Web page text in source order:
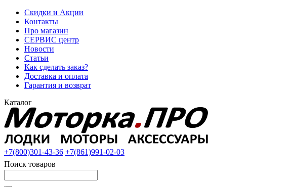
Скидки и Акции
Контакты
Про магазин
СЕРВИС центр
Новости
Статьи
Как сделать заказ?
Доставка и оплата
Гарантия и возврат
Каталог
+7(800)301-43-36 +7(861)991-02-03
Поиск товаров